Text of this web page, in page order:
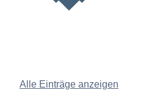
Alle Einträge anzeigen